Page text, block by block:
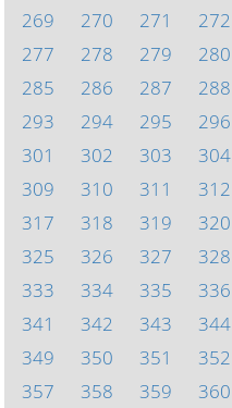
269
270 271 272
277
278 279 280
285
286 287 288
293
294 295 296
301
302 303 304
309
310 311 312
317
318 319 320
325
326 327 328
333
334 335 336
341
342 343 344
349
350 351 352
357
358 359 360